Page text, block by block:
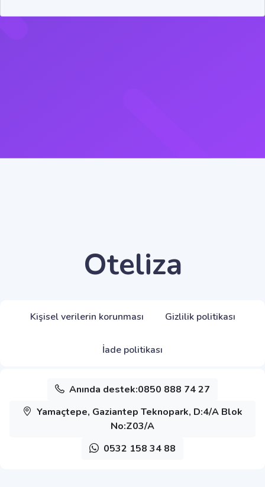
Oteliza
Kişisel verilerin korunması Gizlilik politikası
İade politikası
Anında destek:0850 888 74 27
Yamaçtepe, Gaziantep Teknopark, D:4/A Blok
No:Z03/A
0532 158 34 88